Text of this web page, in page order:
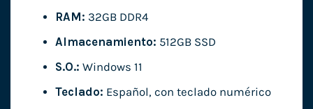
RAM: 32GB DDR4
Almacenamiento: 512GB SSD
S.O.: Windows 11
Teclado: Español, con teclado numérico